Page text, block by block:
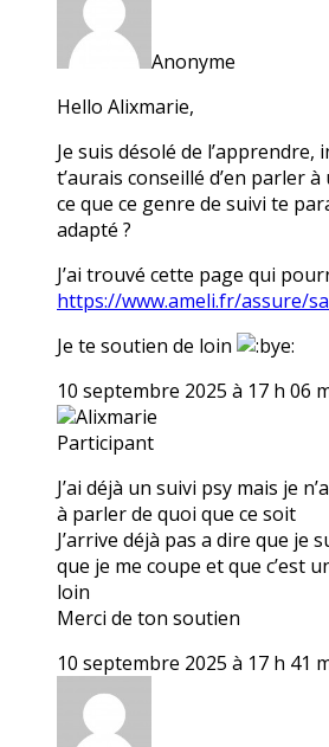
Anonyme
Hello Alixmarie,
Je suis désolé de l’apprendre,
t’aurais conseillé d’en parler
ce que ce genre de suivi te
adapté ?
J’ai trouvé cette page qui
https://www.ameli.fr/assure/
Je te soutien de loin
10 septembre 2025 à 17 h 06
Alixmarie
Participant
J’ai déjà un suivi psy mais je
à parler de quoi que ce soit
J’arrive déjà pas a dire que je
que je me coupe et que c’est
loin
Merci de ton soutien
10 septembre 2025 à 17 h 41